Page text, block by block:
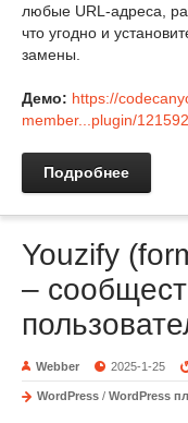
любые URL-адреса,
что угодно и
замены.
Демо: https://
member...plugin/
Подробнее
Youzify
–
Webber 2025-1-25
WordPress / WordPress